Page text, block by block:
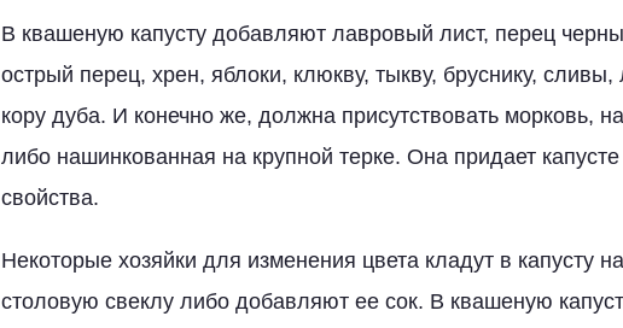
В квашеную капусту добавляют лавровый лист, перец
острый перец, хрен, яблоки, клюкву, тыкву, бруснику,
кору дуба. И конечно же, должна присутствовать морковь,
либо нашинкованная на крупной терке. Она придает
свойства.
Некоторые хозяйки для изменения цвета кладут в капусту
столовую свеклу либо добавляют ее сок. В квашеную